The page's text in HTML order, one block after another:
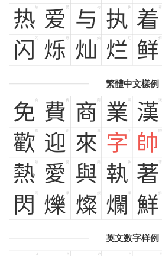
热
热 爱 与 执 着
闪
烁
烁
灿
灿
烂
烂
鲜
鲜
繁體中文樣例
免
免
費
費
商
商
業
業
漢
漢
歡 迎
來
來
字
字 帥
熱
熱
愛
愛
與
與
執
執
著
著
閃
閃
爍
爍
燦
燦
爛
爛
鮮
鮮
英文数字样例
A B C D